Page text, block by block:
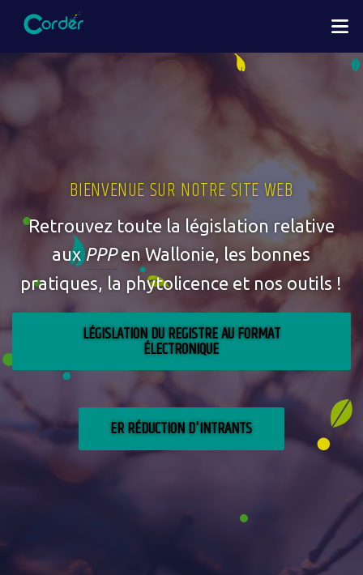
Aller
contenu
principal
BIENVENUE SUR NOTRE SITE WEB
Retrouvez toute la législation relative
auxPPPen Wallonie, les bonnes
pratiques, la phytolicence et nos outils !
LÉGISLATION DU REGISTRE AU FORMAT
ÉLECTRONIQUE
ER RÉDUCTION D'INTRANTS